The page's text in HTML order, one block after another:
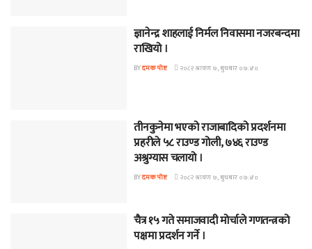
ज्ञानेन्द्र शाहलाई निर्मल निवासमा नजरबन्दमा
राखियो ।
BYदमक पोष्ट २०८२ श्रावण ७, बुधबार ०७:४०
तीनकुनेमा भएको राजाबादिको प्रदर्शनमा
प्रहरीले ५८ राउण्ड गोली, ७४६ राउण्ड
अश्रुग्यास चलायो ।
BYदमक पोष्ट २०८२ श्रावण ७, बुधबार ०७:४०
चैत्र १५ गते समाजवादी मोर्चाले गणतन्त्रको
पक्षमा प्रदर्शन गर्ने ।